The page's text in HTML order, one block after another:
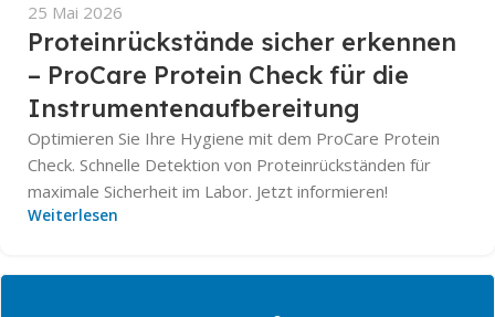
25 Mai 2026
Proteinrückstände sicher erkennen
– ProCare Protein Check für die
Instrumentenaufbereitung
Optimieren Sie Ihre Hygiene mit dem ProCare Protein
Check. Schnelle Detektion von Proteinrückständen für
maximale Sicherheit im Labor. Jetzt informieren!
Weiterlesen